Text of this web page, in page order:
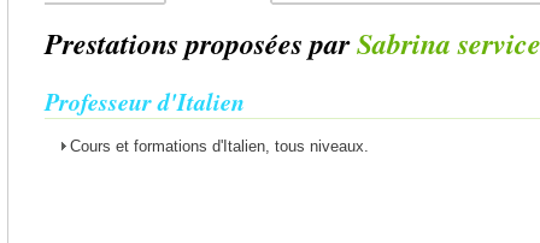
Prestations proposées parSabrina
Professeur d'Italien
Cours et formations d'Italien, tous niveaux.